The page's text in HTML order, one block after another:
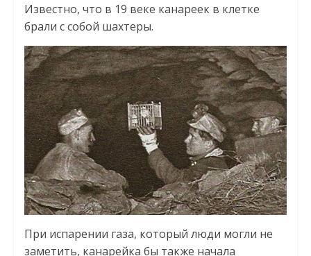
Известно, что в 19 веке канареек в клетке
брали с собой шахтеры.
При испарении газа, который люди могли не
заметить, канарейка бы также начала